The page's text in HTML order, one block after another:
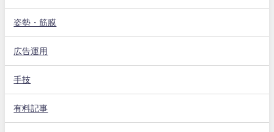
姿勢・筋膜
広告運用
手技
有料記事